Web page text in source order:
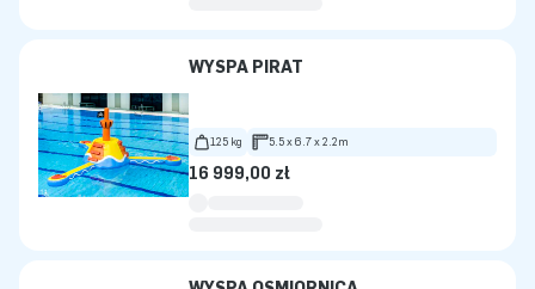
WYSPA PIRAT
125 kg 5.5 x 6.7 x 2.2m
16 999,00 zł